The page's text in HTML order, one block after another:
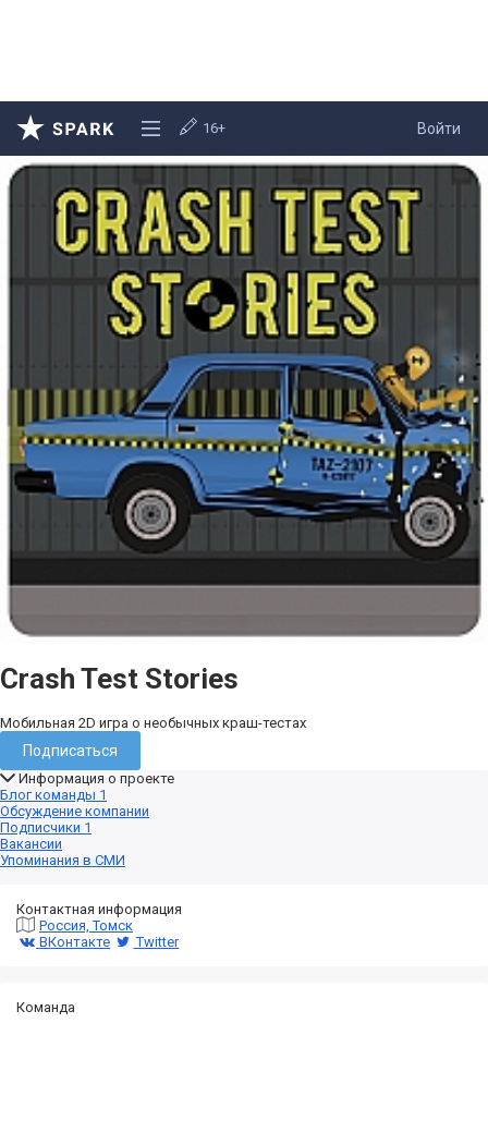
Войти
16+
Crash Test Stories
Мобильная 2D игра о необычных краш-тестах
Подписаться
Информация о проекте
Блог команды 1
Обсуждение компании
Подписчики 1
Вакансии
Упоминания в СМИ
Контактная информация
Россия, Томск
ВКонтакте
Twitter
Команда